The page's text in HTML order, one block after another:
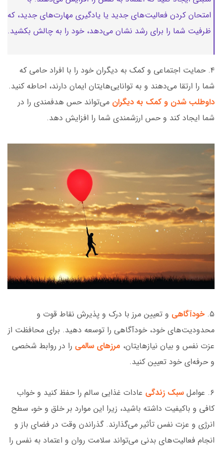
امتحان کردن فعالیت‌های جدید یا یادگیری مهارت‌های جدید، که
ظرفیت شما را برای رشد نشان می‌دهد، خود را به چالش بکشید.
۴. حمایت اجتماعی و کمک به دیگران خود را با افراد حامی که
شما را ارتقا می‌دهند و به توانایی‌هایتان ایمان دارند، احاطه کنید.
داوطلب شدن و کمک به دیگران می‌تواند حس هدفمندی را در
شما ایجاد کند و حس ارزشمندی شما را افزایش دهد.
۵. خودآگاهی و تعیین مرز با درک و پذیرش نقاط قوت و
محدودیت‌های خود، خودآگاهی را توسعه دهید. برای محافظت از
عزت نفس و بیان نیازهایتان، مرزهای سالمی را در روابط شخصی
و حرفه‌ای خود تعیین کنید.
۶. عوامل سبک زندگی عادات غذایی سالم را حفظ کنید و خواب
کافی و باکیفیت داشته باشید، زیرا این موارد بر خلق و خو، سطح
انرژی و عزت نفس تأثیر می‌گذارند. گذراندن وقت در فضای باز و
انجام فعالیت‌های بدنی می‌تواند سلامت روان و اعتماد به نفس را